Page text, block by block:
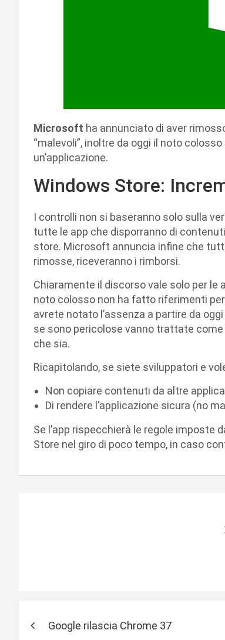
Microsoft ha annunciato di aver
“malevoli”, inoltre da oggi il noto
un’applicazione.
Windows Store:
I controlli non si baseranno solo sulla
tutte le app che disporranno di
store. Microsoft annuncia infine che
rimosse, riceveranno i rimborsi.
Chiaramente il discorso vale solo per le
noto colosso non ha fatto riferimenti
avrete notato l’assenza a partire da
se sono pericolose vanno trattate
che sia.
Ricapitolando, se siete sviluppatori e
Non copiare contenuti da altre
Di rendere l’applicazione sicura (no
Se l’app rispecchierà le regole imposte
Store nel giro di poco tempo, in caso
Google rilascia Chrome 37